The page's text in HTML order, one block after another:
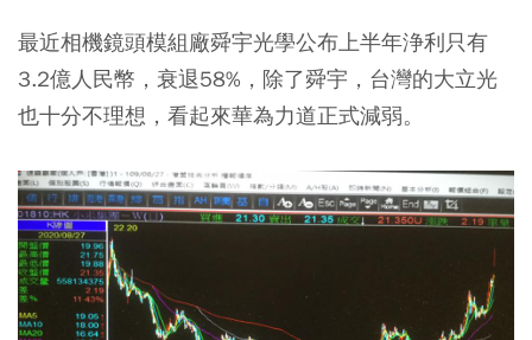
最近相機鏡頭模組廠舜宇光學公布上半年浄利只有
3.2億人民幣，衰退58%，除了舜宇，台灣的大立光
也十分不理想，看起來華為力道正式減弱。